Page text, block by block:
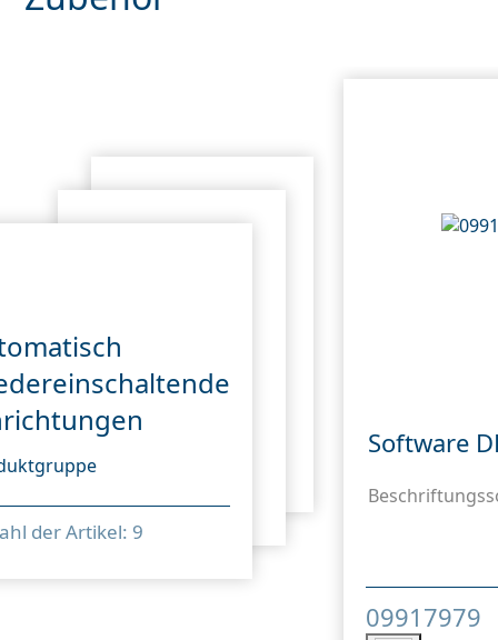
der Artikel: 9
Software
09917979